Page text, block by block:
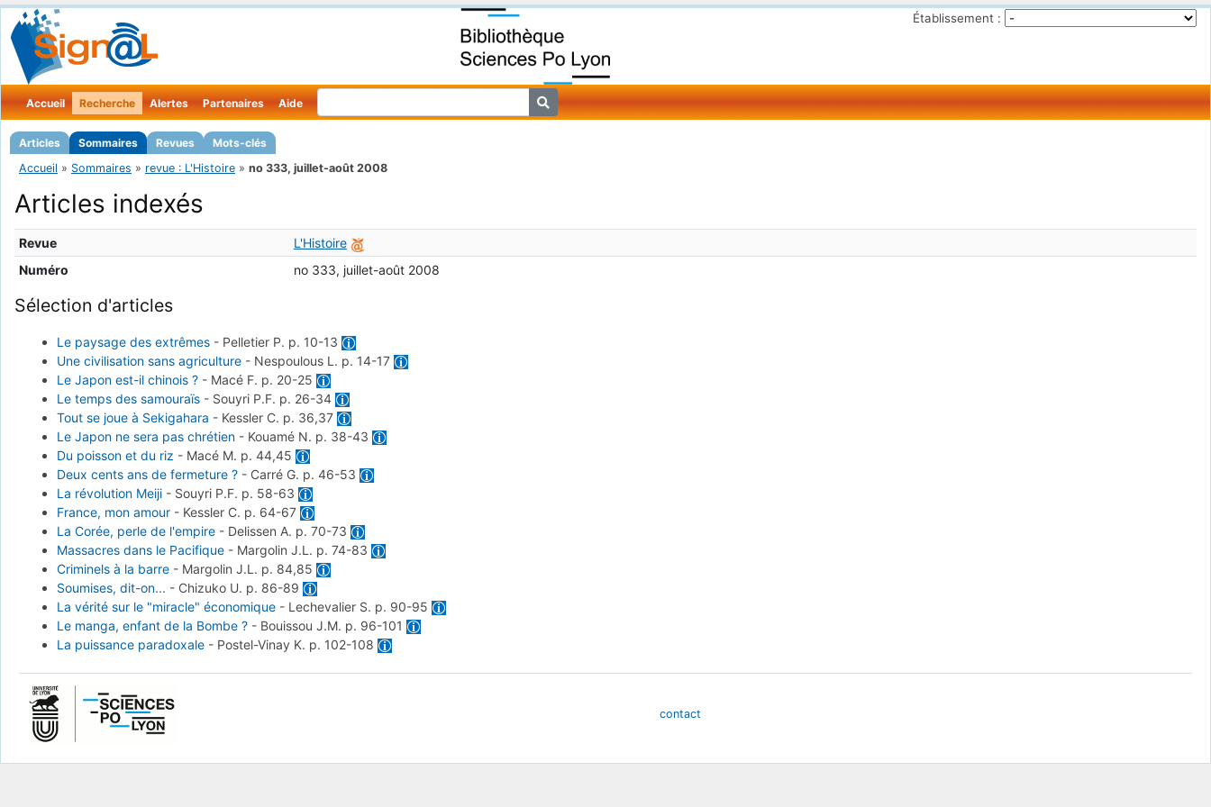
Établissement :
Accueil Recherche
Articles Sommaires Revues Mots-clés
Alertes Partenaires Aide
Accueil » Sommaires » revue : L'Histoire » no 333, juillet-août 2008
Articles indexés
Revue
L'Histoire
Numéro
no 333, juillet-août 2008
Sélection d'articles
Le paysage des extrêmes- Pelletier P. p. 10-13
Une civilisation sans agriculture- Nespoulous L. p. 14-17
Le Japon est-il chinois ?- Macé F. p. 20-25
Le temps des samouraïs- Souyri P.F. p. 26-34
Tout se joue à Sekigahara - Kessler C. p. 36,37
Le Japon ne sera pas chrétien- Kouamé N. p. 38-43
Du poisson et du riz - Macé M. p. 44,45
Deux cents ans de fermeture ?- Carré G. p. 46-53
La révolution Meiji- Souyri P.F. p. 58-63
France, mon amour- Kessler C. p. 64-67
La Corée, perle de l'empire- Delissen A. p. 70-73
Massacres dans le Pacifique- Margolin J.L. p. 74-83
Criminels à la barre- Margolin J.L. p. 84,85
Soumises, dit-on... - Chizuko U. p. 86-89
La vérité sur le "miracle" économique- Lechevalier S. p. 90-95
Le manga, enfant de la Bombe ?- Bouissou J.M. p. 96-101
La puissance paradoxale- Postel-Vinay K. p. 102-108
contact